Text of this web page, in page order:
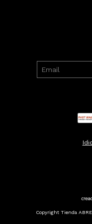
Copyright Tienda